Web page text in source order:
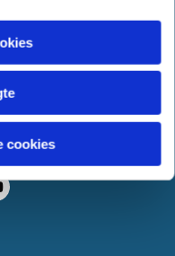
cookies